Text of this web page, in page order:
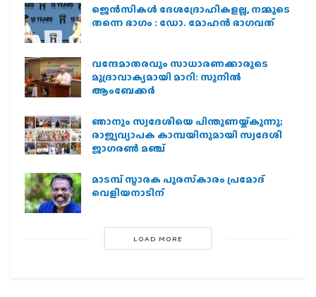
ജെന്‍സികള്‍ ദേശദ്രോഹികളല്ല, നമ്മുടെ
തന്നെ ഭാഗം : ഡോ. മോഹന്‍ ഭാഗവത്
വന്ദേമാതരവും സാധാരണക്കാരുടെ
മുദ്രാവാക്യമായി മാറി: സുനിൽ
ആംബേക്കർ
ഞാനും സ്വദേശിയെ പിന്തുണയ്ക്കുന്നു;
രാജ്യവ്യാപക കാമ്പയിനുമായി സ്വദേശി
ജാഗരണ്‍ മഞ്ച്
മാടമ്പ് സ്മാരക പുരസ്‌കാരം പ്രമോദ്
വെളിയനാടിന്
LOAD MORE